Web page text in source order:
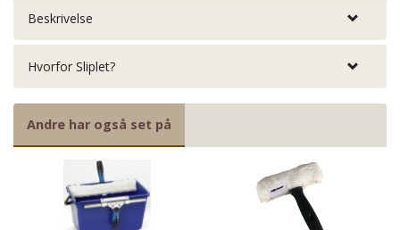
Beskrivelse
Hvorfor Sliplet?
Andre har også set på